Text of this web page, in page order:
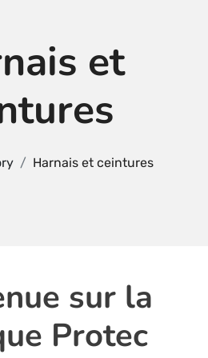
et
Harnais et ceintures
sur la
Protec